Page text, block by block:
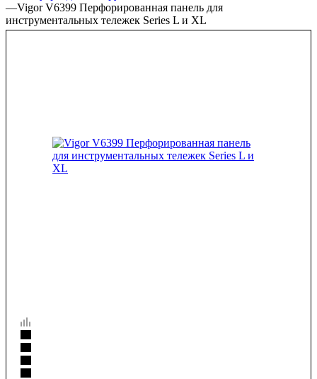
—Vigor V6399 Перфорированная панель для
инструментальных тележек Series L и XL